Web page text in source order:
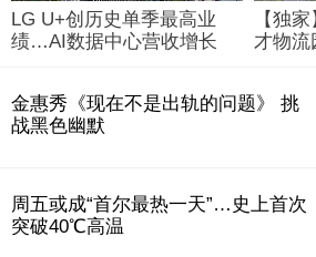
LG U+创历史单季最高业
绩…AI数据中心营收增长
【独
才物流
金惠秀《现在不是出轨的问题》 挑
战黑色幽默
周五或成“首尔最热一天”…史上首次
突破40℃高温